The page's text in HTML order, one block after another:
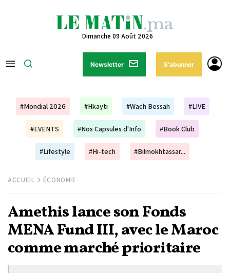
Dimanche 09 Août 2026
Newsletter S'abonner
#Mondial 2026 #Hkayti #Wach Bessah #LIVE
#EVENTS #Nos Capsules d'Info #Book Club
#Lifestyle #Hi-tech #Bilmokhtassar...
ACCUEIL ÉCONOMIE
Amethis lance son Fonds
MENA Fund III, avec le Maroc
comme marché prioritaire